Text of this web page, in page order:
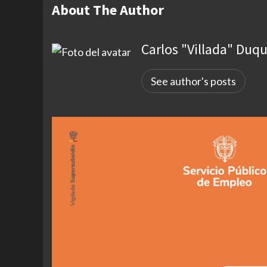
About The Author
Carlos "Villada"
See author's posts